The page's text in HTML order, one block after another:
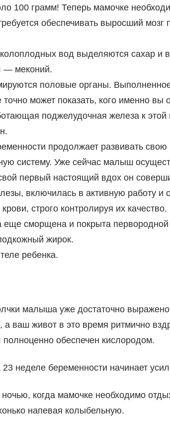
100 грамм! Теперь мамочке
обеспечивать выросший мозг
вод выделяются сахар и
— меконий.
половые органы.
может показать, кого именно вы
поджелудочная железа к этой
продолжает развивать свою
систему. Уже сейчас малыш
первый настоящий вдох он
включилась в активную работу и
строго контролируя их качество.
сморщена и покрыта
жирок.
ребенка.
малыша уже достаточно
а ваш живот в это время ритмично
обеспечен кислородом.
неделе беременности начинает
когда мамочке необходимо
напевая колыбельную.